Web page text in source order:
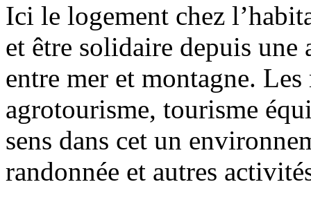
Ici le logement chez
et être solidaire depuis une
entre mer et montagne.
agrotourisme, tourisme
sens dans cet un
randonnée et autres